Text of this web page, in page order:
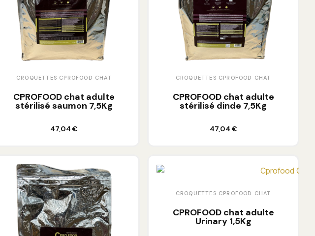
CROQUETTES CPROFOOD CHAT
CPROFOOD chat adulte
stérilisé saumon 7,5Kg
47,04 €
Ajouter au panier
CROQUETTES CPROFOOD CHAT
CPROFOOD chat adulte
stérilisé dinde 7,5Kg
47,04 €
Ajouter au panier
CROQUETTES CPROFOOD CHAT
CPROFOOD chat adulte
Urinary 1,5Kg